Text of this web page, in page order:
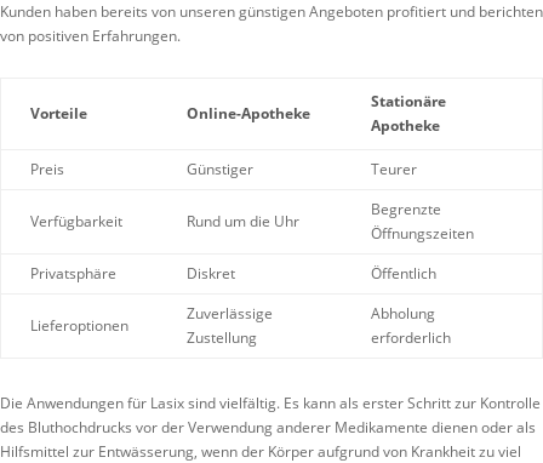
Kunden haben bereits von unseren günstigen Angeboten profitiert und berichten
von positiven Erfahrungen.
Vorteile Online-Apotheke
Stationäre
Apotheke
Preis Günstiger Teurer
Verfügbarkeit Rund um die Uhr
Begrenzte
Öffnungszeiten
Privatsphäre
Diskret Öffentlich
Lieferoptionen
Zuverlässige
Zustellung
Abholung
erforderlich
Die Anwendungen für Lasix sind vielfältig. Es kann als erster Schritt zur Kontrolle
des Bluthochdrucks vor der Verwendung anderer Medikamente dienen oder als
Hilfsmittel zur Entwässerung, wenn der Körper aufgrund von Krankheit zu viel